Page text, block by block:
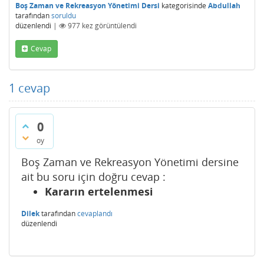
Boş Zaman ve Rekreasyon Yönetimi Dersi kategorisinde Abdullah
tarafındansoruldu
düzenlendi | 977 kez görüntülendi
Cevap
1 cevap
0
oy
Boş Zaman ve Rekreasyon Yönetimi dersine
ait bu soru için doğru cevap :
Kararın ertelenmesi
Dilektarafındancevaplandı
düzenlendi